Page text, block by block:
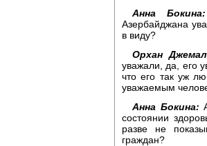
Анна Бокина:
Азербайджана
в виду?
Орхан
уважали, да, его
что его так уж
уважаемым
Анна Бокина:
состоянии
разве не
граждан?